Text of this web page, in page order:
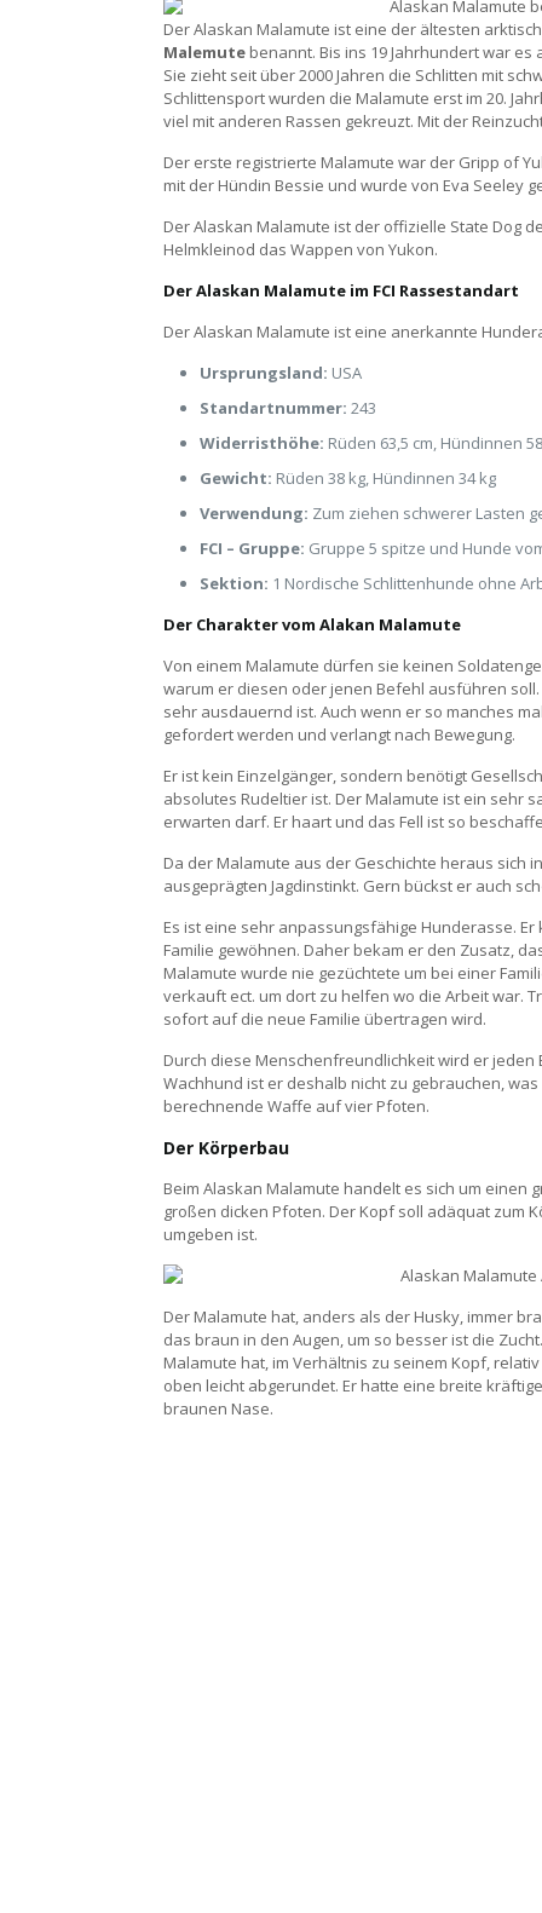
Der Alaskan Malamute ist eine der ältesten
Malemute benannt. Bis ins 19 Jahrhundert war
Sie zieht seit über 2000 Jahren die Schlitten mit
Schlittensport wurden die Malamute erst im 20.
viel mit anderen Rassen gekreuzt. Mit der
Der erste registrierte Malamute war der Gripp of
mit der Hündin Bessie und wurde von Eva Seeley
Der Alaskan Malamute ist der offizielle State Dog
Helmkleinod das Wappen von Yukon.
Der Alaskan Malamute im FCI Rassestandart
Der Alaskan Malamute ist eine anerkannte
Ursprungsland: USA
Standartnummer:243
Widerristhöhe: Rüden 63,5 cm, Hündinnen
Gewicht: Rüden 38 kg, Hündinnen 34 kg
Verwendung: Zum ziehen schwerer Lasten
FCI – Gruppe: Gruppe 5 spitze und Hunde
Sektion: 1 Nordische Schlittenhunde ohne
Der Charakter vom Alakan Malamute
Von einem Malamute dürfen sie keinen
warum er diesen oder jenen Befehl ausführen
sehr ausdauernd ist. Auch wenn er so manches
gefordert werden und verlangt nach Bewegung.
Er ist kein Einzelgänger, sondern benötigt
absolutes Rudeltier ist. Der Malamute ist ein sehr
erwarten darf. Er haart und das Fell ist so
Da der Malamute aus der Geschichte heraus sich
ausgeprägten Jagdinstinkt. Gern bückst er auch
Es ist eine sehr anpassungsfähige Hunderasse.
Familie gewöhnen. Daher bekam er den Zusatz,
Malamute wurde nie gezüchtete um bei einer
verkauft ect. um dort zu helfen wo die Arbeit war.
sofort auf die neue Familie übertragen wird.
Durch diese Menschenfreundlichkeit wird er
Wachhund ist er deshalb nicht zu gebrauchen,
berechnende Waffe auf vier Pfoten.
Der Körperbau
Beim Alaskan Malamute handelt es sich um
großen dicken Pfoten. Der Kopf soll adäquat zum
umgeben ist.
Der Malamute hat, anders als der Husky, immer
das braun in den Augen, um so besser ist die
Malamute hat, im Verhältnis zu seinem Kopf,
oben leicht abgerundet. Er hatte eine breite
braunen Nase.